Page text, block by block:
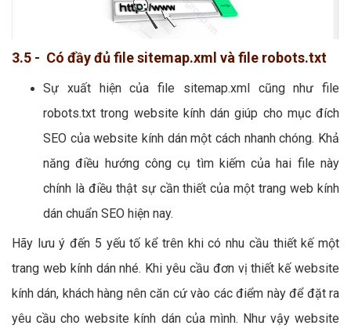
3.5 - Có đầy đủ file sitemap.xml và file robots.txt
Sự xuất hiện của file sitemap.xml cũng như file
robots.txt trong website kính dán giúp cho mục đích
SEO của website kính dán một cách nhanh chóng. Khả
năng điều hướng công cụ tìm kiếm của hai file này
chính là điều thật sự cần thiết của một trang web kính
dán chuẩn SEO hiện nay.
Hãy lưu ý đến 5 yếu tố kể trên khi có nhu cầu thiết kế một
trang web kính dán nhé. Khi yêu cầu đơn vị thiết kế website
kính dán, khách hàng nên căn cứ vào các điểm này để đặt ra
yêu cầu cho website kính dán của mình. Như vậy website